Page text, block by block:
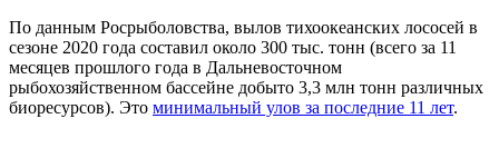
По данным Росрыболовства, вылов тихоокеанских лососей в
сезоне 2020 года составил около 300 тыс. тонн (всего за 11
месяцев прошлого года в Дальневосточном
рыбохозяйственном бассейне добыто 3,3 млн тонн различных
биоресурсов). Это минимальный улов за последние 11 лет.